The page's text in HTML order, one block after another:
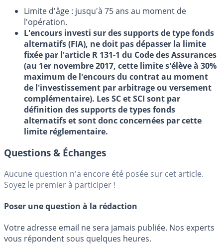
Limite d'âge : jusqu'à 75 ans au moment de
l'opération.
L'encours investi sur des supports de type fonds
alternatifs (FIA), ne doit pas dépasser la limite
fixée par l'article R 131-1 du Code des Assurances
(au 1er novembre 2017, cette limite s'élève à 30%
maximum de l'encours du contrat au moment
de l'investissement par arbitrage ou versement
complémentaire). Les SC et SCI sont par
définition des supports de types fonds
alternatifs et sont donc concernées par cette
limite réglementaire.
Questions & Échanges
Aucune question n'a encore été posée sur cet article.
Soyez le premier à participer !
Poser une question à la rédaction
Votre adresse email ne sera jamais publiée. Nos experts
vous répondent sous quelques heures.